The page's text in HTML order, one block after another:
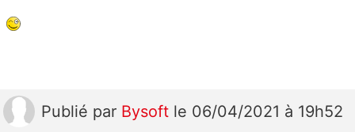
Publié par Bysoft le 06/04/2021 à 19h52